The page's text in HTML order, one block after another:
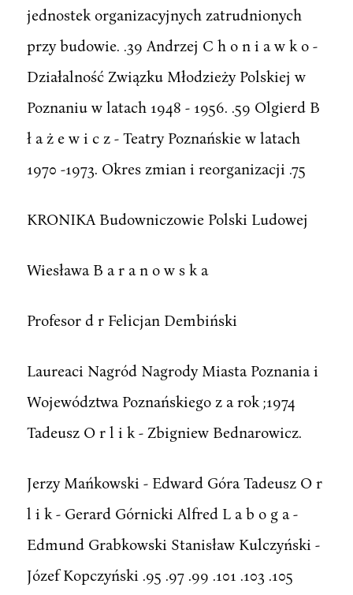
jednostek organizacyjnych zatrudnionych
przy budowie. .39 Andrzej C h o n i a w k o -
Działalność Związku Młodzieży Polskiej w
Poznaniu w latach 1948 - 1956. .59 Olgierd B
ł a ż e w i c z - Teatry Poznańskie w latach
1970 -1973. Okres zmian i reorganizacji .75
KRONIKA Budowniczowie Polski Ludowej
Wiesława B a r a n o w s k a
Profesor d r Felicjan Dembiński
Laureaci Nagród Nagrody Miasta Poznania i
Województwa Poznańskiego z a rok ;1974
Tadeusz O r l i k - Zbigniew Bednarowicz.
Jerzy Mańkowski - Edward Góra Tadeusz O r
l i k - Gerard Górnicki Alfred L a b o g a -
Edmund Grabkowski Stanisław Kulczyński -
Józef Kopczyński .95 .97 .99 .101 .103 .105